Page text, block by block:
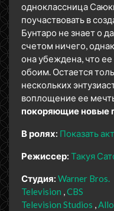
одноклассница
поучаствовать в
Бунтаро не знает о
счетом ничего,
она убеждена, что ее
обоим. Остается
нескольких
воплощение ее
покоряющие новые
В ролях: Показать
Режиссер: Такуя
Студия: Warner Bros.
Television CBS
Television Studios